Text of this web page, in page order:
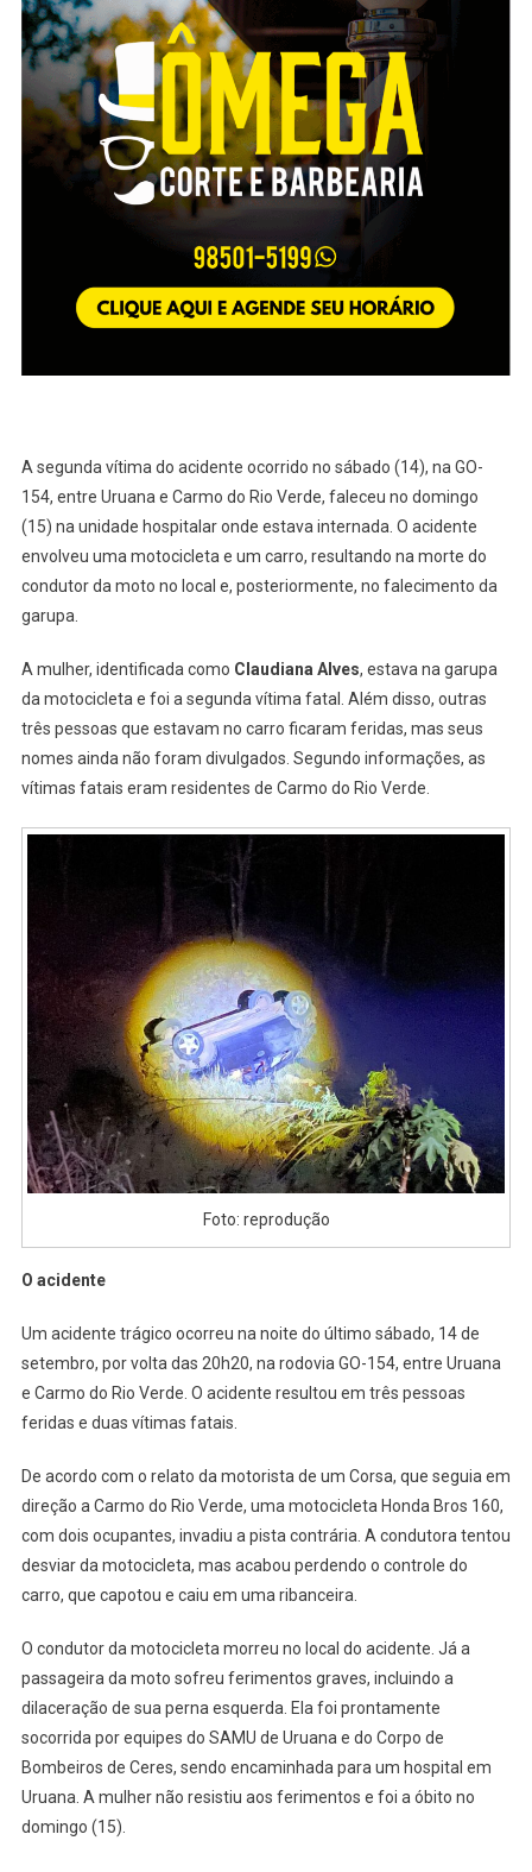
Do
Trágico
Acidente
Ocorrido
Na
GO-
154,
Entre
Carmo
Do
Verde,
A segunda vítima do acidente ocorrido no sábado (14), na GO-
154, entre Uruana e Carmo do Rio Verde, faleceu no domingo
(15) na unidade hospitalar onde estava internada. O acidente
envolveu uma motocicleta e um carro, resultando na morte do
condutor da moto no local e, posteriormente, no falecimento da
garupa.
A mulher, identificada como Claudiana Alves, estava na garupa
da motocicleta e foi a segunda vítima fatal. Além disso, outras
três pessoas que estavam no carro ficaram feridas, mas seus
nomes ainda não foram divulgados. Segundo informações, as
vítimas fatais eram residentes de Carmo do Rio Verde.
Foto: reprodução
O acidente
Um acidente trágico ocorreu na noite do último sábado, 14 de
setembro, por volta das 20h20, na rodovia GO-154, entre Uruana
e Carmo do Rio Verde. O acidente resultou em três pessoas
feridas e duas vítimas fatais.
De acordo com o relato da motorista de um Corsa, que seguia em
direção a Carmo do Rio Verde, uma motocicleta Honda Bros 160,
com dois ocupantes, invadiu a pista contrária. A condutora tentou
desviar da motocicleta, mas acabou perdendo o controle do
carro, que capotou e caiu em uma ribanceira.
O condutor da motocicleta morreu no local do acidente. Já a
passageira da moto sofreu ferimentos graves, incluindo a
dilaceração de sua perna esquerda. Ela foi prontamente
socorrida por equipes do SAMU de Uruana e do Corpo de
Bombeiros de Ceres, sendo encaminhada para um hospital em
Uruana. A mulher não resistiu aos ferimentos e foi a óbito no
domingo (15).